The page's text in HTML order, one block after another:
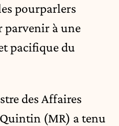
pourparlers
à une
pacifique du
des Affaires
(MR) a tenu